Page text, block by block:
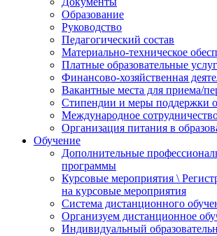
Образование
Руководство
Педагогический состав
Материально-техническое
Платные образовательные
Финансово-хозяйственная
Вакантные места для приема/
Стипендии и меры поддержки
Международное
Организация питания в
Обучение
Дополнительные
программы
Курсовые мероприятия \
на курсовые мероприятия
Система дистанционного
Организуем дистанционное
Индивидуальный